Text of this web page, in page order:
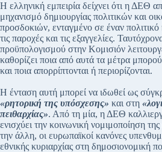
Η ελληνική εμπειρία δείχνει ότι η ΔΕΘ
μηχανισμό δημιουργίας πολιτικών και
προσδοκιών, ενταγμένο σε έναν
τις παροχές και τις εξαγγελίες.
προϋπολογισμού στην Κομισιόν
καθορίζει ποια από αυτά τα μέτρα
και ποια απορρίπτονται ή περιορίζονται.
Η ένταση αυτή μπορεί να ιδωθεί ως
«ρητορική της υπόσχεσης» και στη
πειθαρχίας». Από τη μία, η ΔΕΘ
ενισχύει την κοινωνική νομιμοποίηση
την άλλη, οι ευρωπαϊκοί κανόνες
εθνικής κυριαρχίας στη δημοσιονομική